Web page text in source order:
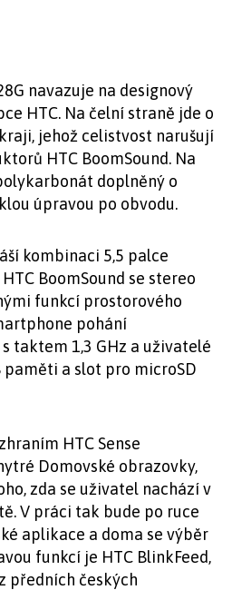
navazuje na designový
HTC. Na čelní straně jde o
jehož celistvost narušují
HTC BoomSound. Na
doplněný o
úpravou po obvodu.
kombinaci 5,5 palce
BoomSound se stereo
funkcí prostorového
pohání
taktem 1,3 GHz a uživatelé
paměti a slot pro microSD
HTC Sense
Domovské obrazovky,
zda se uživatel nachází v
V práci tak bude po ruce
aplikace a doma se výběr
funkcí je HTC BlinkFeed,
předních českých